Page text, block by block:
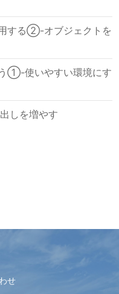
する②-オブジェクトを
①-使いやすい環境にす
しを増やす
せ